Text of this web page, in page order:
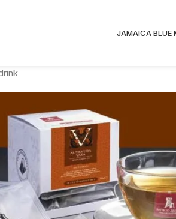
JAMAICA BLUE